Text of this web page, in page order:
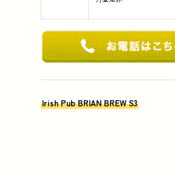
Irish Pub BRIAN BREW S3